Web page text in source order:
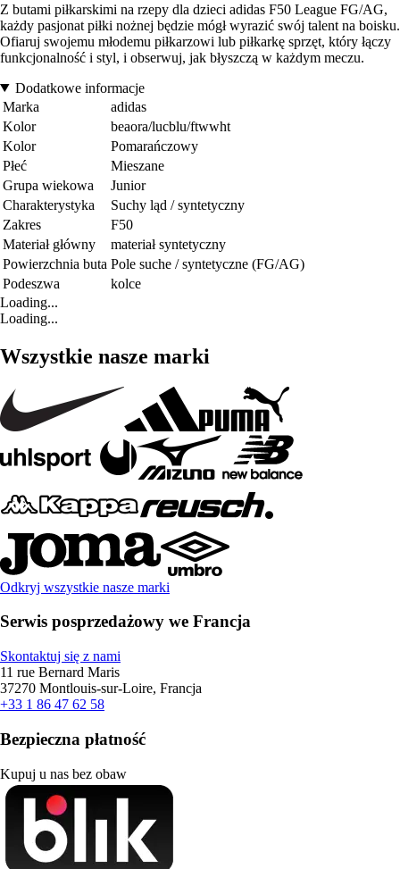
Z butami piłkarskimi na rzepy dla dzieci adidas F50 League FG/AG,
każdy pasjonat piłki nożnej będzie mógł wyrazić swój talent na boisku.
Ofiaruj swojemu młodemu piłkarzowi lub piłkarkę sprzęt, który łączy
funkcjonalność i styl, i obserwuj, jak błyszczą w każdym meczu.
Dodatkowe informacje
Marka
adidas
Kolor
beaora/lucblu/ftwwht
Kolor
Pomarańczowy
Płeć
Mieszane
Grupa wiekowa
Junior
Charakterystyka
Suchy ląd / syntetyczny
Zakres
F50
Materiał główny
materiał syntetyczny
Powierzchnia buta Pole suche / syntetyczne (FG/AG)
Podeszwa
kolce
Loading...
Loading...
Wszystkie nasze marki
Odkryj wszystkie nasze marki
Serwis posprzedażowy we Francja
Skontaktuj się z nami
11 rue Bernard Maris
37270 Montlouis-sur-Loire, Francja
+33 1 86 47 62 58
Bezpieczna płatność
Kupuj u nas bez obaw